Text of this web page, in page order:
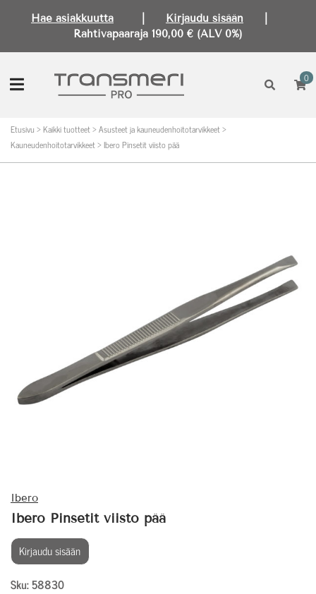
Hae asiakkuutta Kirjaudu sisään
Rahtivapaaraja 190,00 € (ALV 0%)
0
Etusivu >Kaikki tuotteet>Asusteet ja kauneudenhoitotarvikkeet>
Kauneudenhoitotarvikkeet>Ibero Pinsetit viisto pää
Ibero
Ibero Pinsetit viisto pää
Kirjaudu sisään
Sku: 58830